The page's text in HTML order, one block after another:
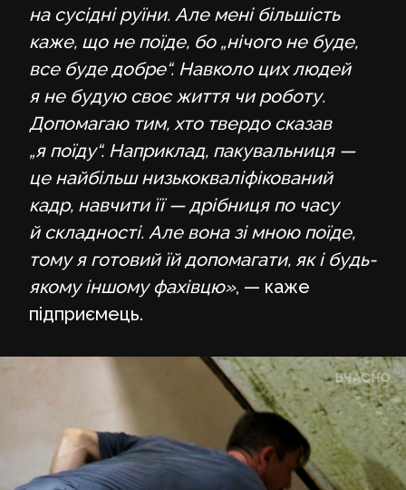
на сусідні руїни. Але мені більшість
каже, що не поїде, бо „нічого не буде,
все буде добре“. Навколо цих людей
я не будую своє життя чи роботу.
Допомагаю тим, хто твердо сказав
„я поїду“. Наприклад, пакувальниця —
це найбільш низькокваліфікований
кадр, навчити її — дрібниця по часу
й складності. Але вона зі мною поїде,
тому я готовий їй допомагати, як і будь-
якому іншому фахівцю», — каже
підприємець.